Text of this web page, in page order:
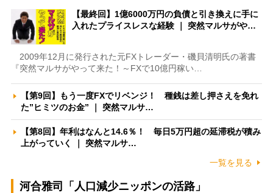
【最終回】1億6000万円の負債と引き換えに手に
入れたプライスレスな経験 ｜ 突然マルサがや…
2009年12月に発行された元FXトレーダー・磯貝清明氏の著書
『突然マルサがやって来た！～FXで10億円稼い…
【第9回】もう一度FXでリベンジ！ 種銭は差し押さえを免れ
た”ヒミツのお金” ｜ 突然マルサ…
【第8回】年利はなんと14.6％！ 毎日5万円超の延滞税が積み
上がっていく ｜ 突然マルサ…
一覧を見る
河合雅司「人口減少ニッポンの活路」